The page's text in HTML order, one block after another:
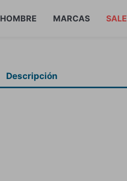
HOMBRE MARCAS SALE
Descripción